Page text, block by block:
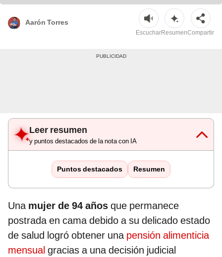
cuidados en casa. | Foto: Andina/Facebook/Imagen referencial/Composición
Aarón Torres
EscucharResumenCompartir
Leer resumen
y puntos destacados de la nota con IA
Puntos destacados Resumen
Una mujer de 94 años que permanece
postrada en cama debido a su delicado estado
de salud logró obtener una pensión alimenticia
mensual gracias a una decisión judicial